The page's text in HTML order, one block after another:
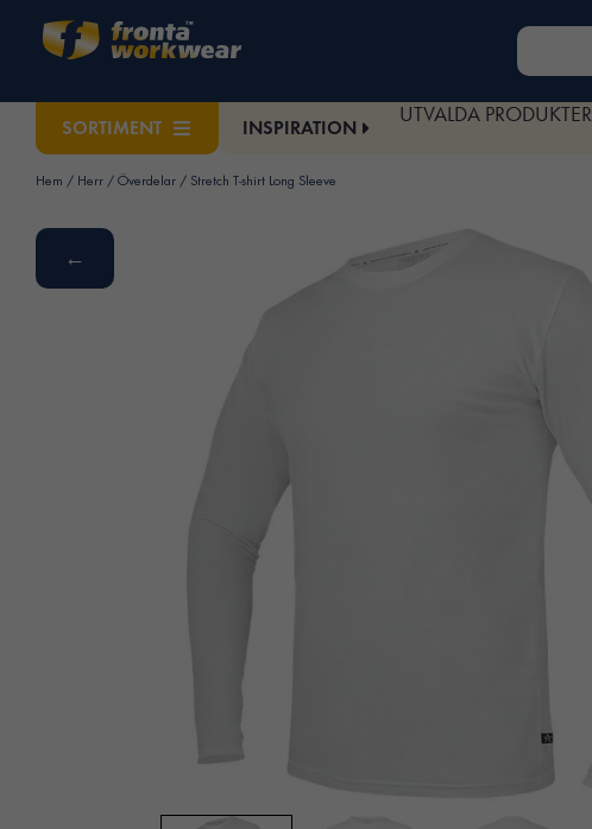
SORTIMENT INSPIRATION
UTVALDA PRODUKTER
Hem / Herr / Överdelar / Stretch T-shirt Long Sleeve
←